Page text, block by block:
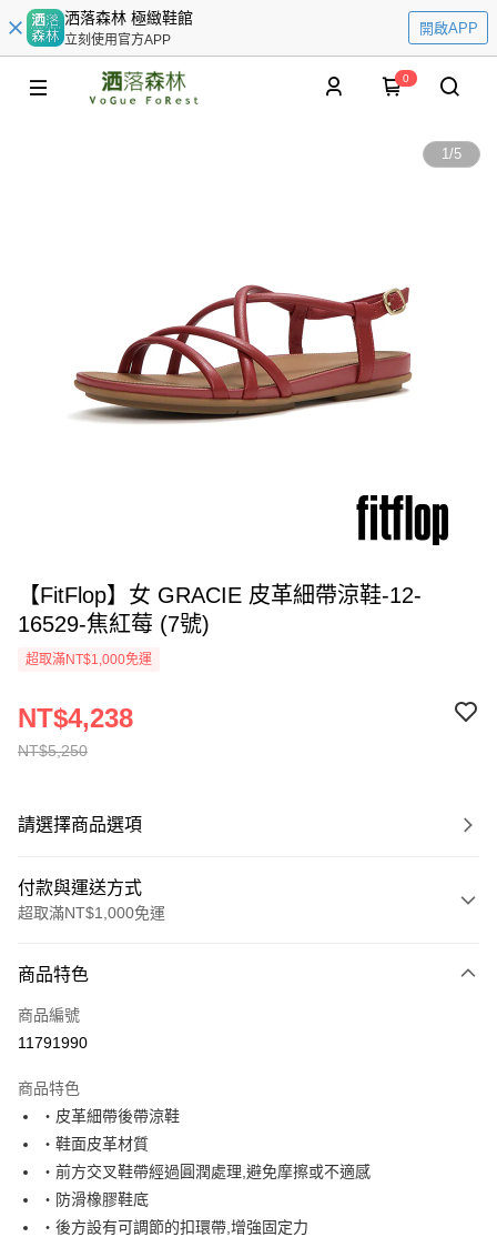
洒落森林 極緻鞋館
立刻使用官方APP
開啟APP
0
1/5
【FitFlop】女 GRACIE 皮革細帶涼鞋-12-
16529-焦紅莓 (7號)
超取滿NT$1,000免運
NT$5,250
NT$4,238
請選擇商品選項
付款與運送方式
超取滿NT$1,000免運
信用卡一次付款
超商取貨付款
運送方式
全家取貨付款
每筆NT$60，滿NT$1,000(含以上)免運費
7-11取貨付款
每筆NT$60，滿NT$1,000(含以上)免運費
商品特色
商品編號
11791990
商品特色
‧皮革細帶後帶涼鞋
‧鞋面皮革材質
‧前方交叉鞋帶經過圓潤處理,避免摩擦或不適感
‧防滑橡膠鞋底
‧後方設有可調節的扣環帶,增強固定力